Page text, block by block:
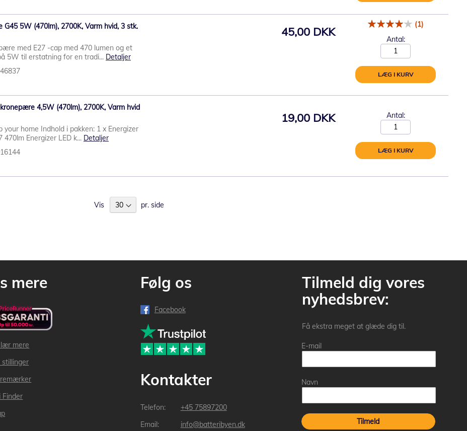
G45 5W (470lm), 2700K, Varm hvid, 3 stk.
med E27 -cap med 470 lumen og et
5W til erstatning for en tradi... Detaljer
45,00 DKK
(1)
Antal:
LÆG I KURV
4,5W (470lm), 2700K, Varm hvid
your home Indhold i pakken: 1 x Energizer
470lm Energizer LED k... Detaljer
19,00 DKK Antal:
LÆG I KURV
Vis pr. side
mere
mere
stillinger
Finder
Følg os
Facebook
Kontakter
+45 75897200
info@batteribyen.dk
Tilmeld dig vores
nyhedsbrev:
Få ekstra meget at glæde dig til.
E-mail
Navn
Tilmeld